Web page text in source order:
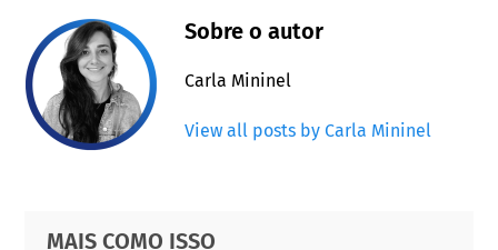
Sobre o autor
Carla Mininel
View all posts by Carla Mininel
Primary
Footer
MAIS COMO ISSO